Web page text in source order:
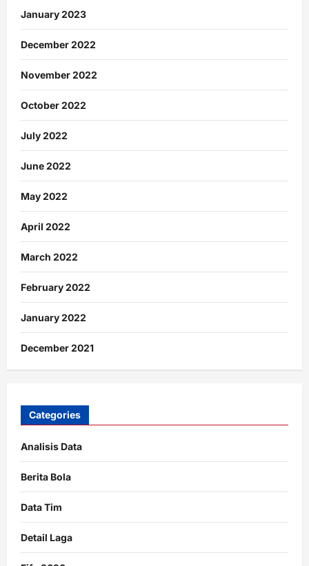
January 2023
December 2022
November 2022
October 2022
July 2022
June 2022
May 2022
April 2022
March 2022
February 2022
January 2022
December 2021
Categories
Analisis Data
Berita Bola
Data Tim
Detail Laga